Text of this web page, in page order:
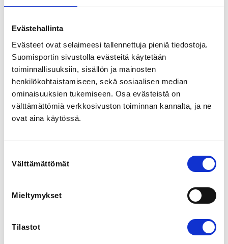
Evästehallinta
Evästeet ovat selaimeesi tallennettuja pieniä tiedostoja.
Suomisportin sivustolla evästeitä käytetään
toiminnallisuuksiin, sisällön ja mainosten
henkilökohtaistamiseen, sekä sosiaalisen median
ominaisuuksien tukemiseen. Osa evästeistä on
välttämättömiä verkkosivuston toiminnan kannalta, ja ne
ovat aina käytössä.
valinta
Välttämättömät
Mieltymykset
Tilastot
SPORTS
Nyrkkeily
REGISTRATION PERIOD
Th 4.6.2026 at 12:00 - We 29.7.2026 at 15:00
PRICES
Leirimaksu 2päivää/2hh 180,00 € -
Sisältää kahden yön majoituksen kahden hengen
Sisältää kahden yön majoituksen yhden hengen
Leirimaksu 1päivä/2hh 107,00 € -
huoneessa täysihoidolla - aamiainen, lounas,
päivällinen sekä leiriohjelman